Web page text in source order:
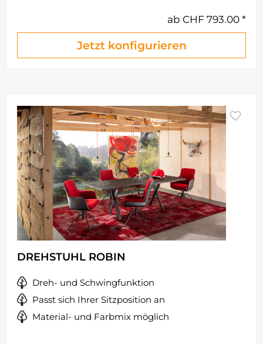
ab CHF 793.00
Jetzt konfigurieren
DREHSTUHL ROBIN
Dreh- und Schwingfunktion
Passt sich Ihrer Sitzposition an
Material- und Farbmix möglich